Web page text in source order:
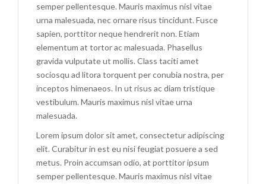
semper pellentesque. Mauris maximus nisl vitae
urna malesuada, nec ornare risus tincidunt. Fusce
sapien, porttitor neque hendrerit non. Etiam
elementum at tortor ac malesuada. Phasellus
gravida vulputate ut mollis. Class taciti amet
sociosqu ad litora torquent per conubia nostra, per
inceptos himenaeos. In ut risus ac diam tristique
vestibulum. Mauris maximus nisl vitae urna
malesuada.
Lorem ipsum dolor sit amet, consectetur adipiscing
elit. Curabitur in est eu nisi feugiat posuere a sed
metus. Proin accumsan odio, at porttitor ipsum
semper pellentesque. Mauris maximus nisl vitae